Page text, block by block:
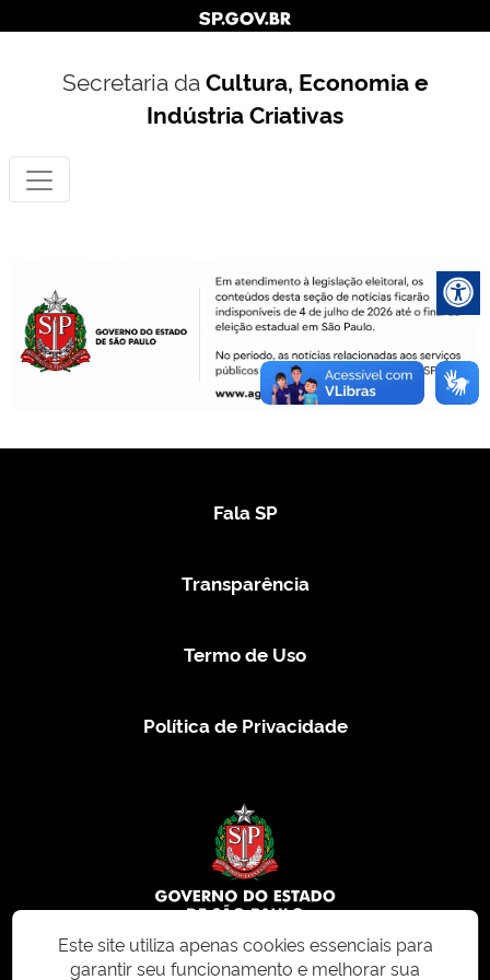
Secretaria daCultura, Economia e
Indústria Criativas
Fala SP
Transparência
Termo de Uso
Política de Privacidade
Este site utiliza apenas cookies essenciais para
garantir seu funcionamento e melhorar sua